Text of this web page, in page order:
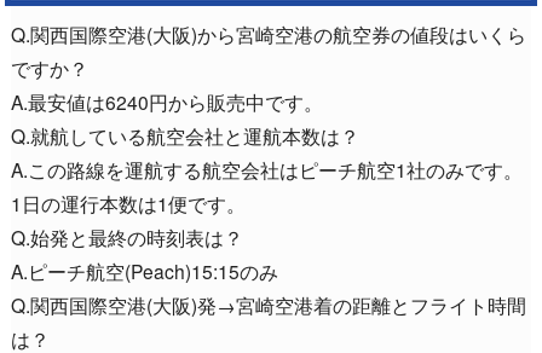
Q.関西国際空港(大阪)から宮崎空港の航空券の値段はいくら
ですか？
A.最安値は6240円から販売中です。
Q.就航している航空会社と運航本数は？
A.この路線を運航する航空会社はピーチ航空1社のみです。
1日の運行本数は1便です。
Q.始発と最終の時刻表は？
A.ピーチ航空(Peach)15:15のみ
Q.関西国際空港(大阪)発→宮崎空港着の距離とフライト時間
は？